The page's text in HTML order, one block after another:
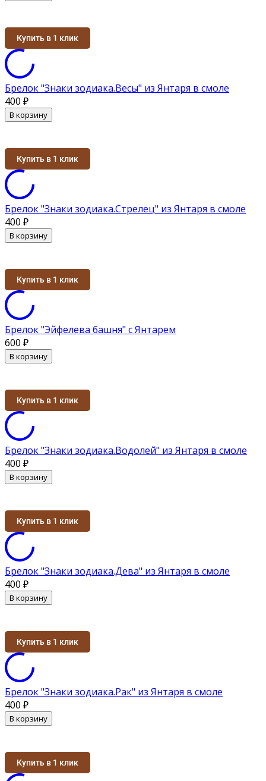
Купить в 1 клик
Брелок "Знаки зодиака.Весы" из Янтаря в смоле
400 ₽
В корзину
Купить в 1 клик
Брелок "Знаки зодиака.Стрелец" из Янтаря в смоле
400 ₽
В корзину
Купить в 1 клик
Брелок "Эйфелева башня" с Янтарем
600 ₽
В корзину
Купить в 1 клик
Брелок "Знаки зодиака.Водолей" из Янтаря в смоле
400 ₽
В корзину
Купить в 1 клик
Брелок "Знаки зодиака.Дева" из Янтаря в смоле
400 ₽
В корзину
Купить в 1 клик
Брелок "Знаки зодиака.Рак" из Янтаря в смоле
400 ₽
В корзину
Купить в 1 клик